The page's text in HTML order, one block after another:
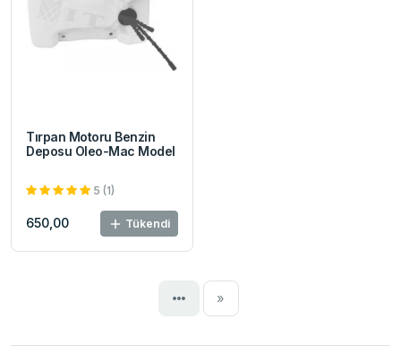
Tırpan Motoru Benzin
Deposu Oleo-Mac Model
5 (1)
650,00 Tükendi
»